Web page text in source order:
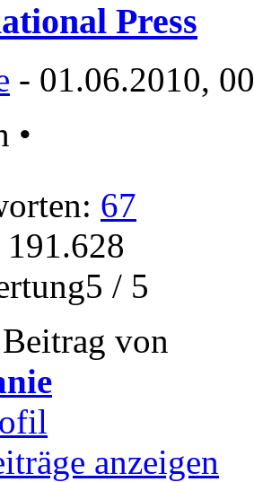
Press
- 01.06.2010,
•
67
/ 5
von
anzeigen